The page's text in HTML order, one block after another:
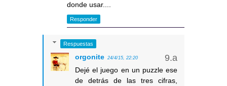
donde usar....
Responder
Respuestas
orgonite 24/4/15, 22:20
Dejé el juego en un puzzle ese
de detrás de las tres cifras,